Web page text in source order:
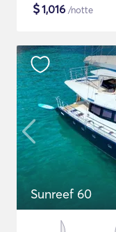
$1,016 /notte
Sunreef 60